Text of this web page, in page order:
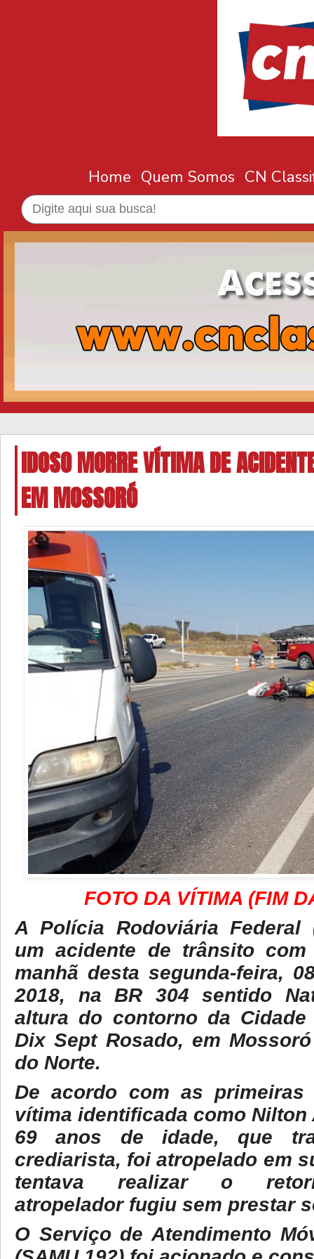
Home Quem Somos CN
IDOSO MORRE VÍTIMA DE
EM MOSSORÓ
FOTO DA VÍTIMA (FIM
A Polícia Rodoviária Federal
um acidente de trânsito
manhã desta segunda-feira,
2018, na BR 304 sentido
altura do contorno da Cidade
Dix Sept Rosado, em
do Norte.
De acordo com as primeiras
vítima identificada como Nilton
69 anos de idade, que
crediarista, foi atropelado em
tentava realizar o
atropelador fugiu sem prestar
O Serviço de Atendimento